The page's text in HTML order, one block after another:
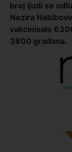
broj ljudi se
Nezira
vakcinisalo
3800 građana.